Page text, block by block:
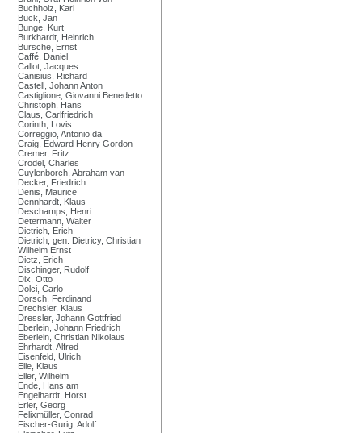
Buchholz, Karl
Buck, Jan
Bunge, Kurt
Burkhardt, Heinrich
Bursche, Ernst
Caffé, Daniel
Callot, Jacques
Canisius, Richard
Castell, Johann Anton
Castiglione, Giovanni Benedetto
Christoph, Hans
Claus, Carlfriedrich
Corinth, Lovis
Correggio, Antonio da
Craig, Edward Henry Gordon
Cremer, Fritz
Crodel, Charles
Cuylenborch, Abraham van
Decker, Friedrich
Denis, Maurice
Dennhardt, Klaus
Deschamps, Henri
Determann, Walter
Dietrich, Erich
Dietrich, gen. Dietricy, Christian
Wilhelm Ernst
Dietz, Erich
Dischinger, Rudolf
Dix, Otto
Dolci, Carlo
Dorsch, Ferdinand
Drechsler, Klaus
Dressler, Johann Gottfried
Eberlein, Johann Friedrich
Eberlein, Christian Nikolaus
Ehrhardt, Alfred
Eisenfeld, Ulrich
Elle, Klaus
Eller, Wilhelm
Ende, Hans am
Engelhardt, Horst
Erler, Georg
Felixmüller, Conrad
Fischer-Gurig, Adolf